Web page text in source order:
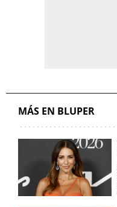
MÁS EN BLUPER